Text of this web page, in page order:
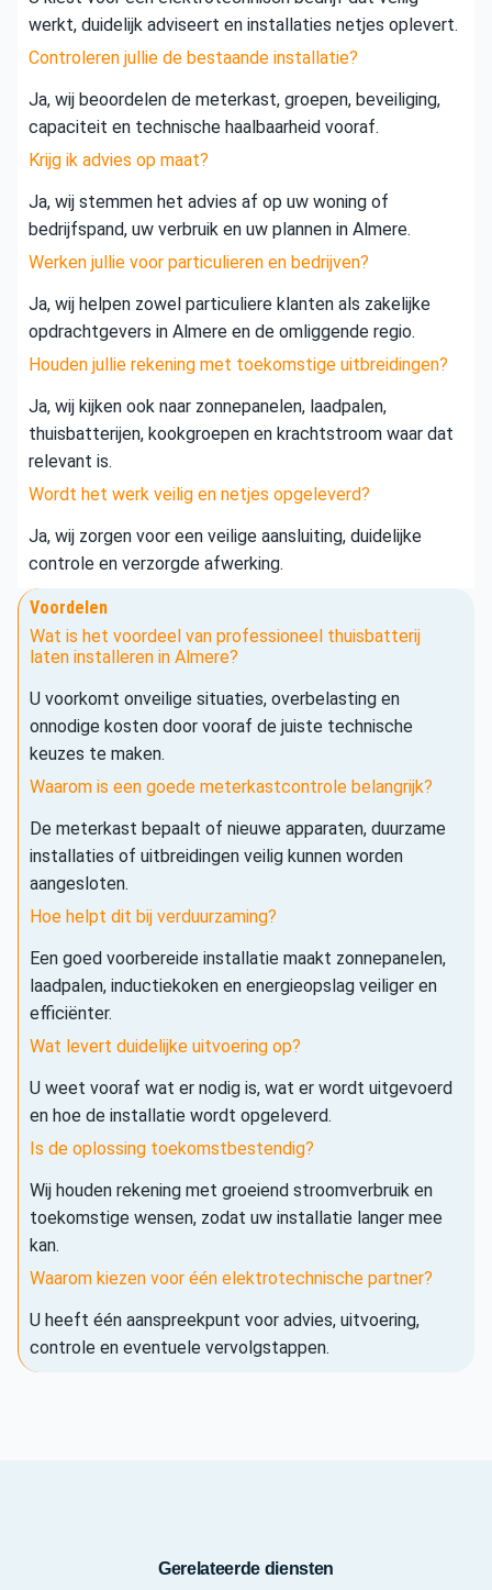
werkt, duidelijk adviseert en installaties netjes oplevert.
Controleren jullie de bestaande installatie?
Ja, wij beoordelen de meterkast, groepen, beveiliging,
capaciteit en technische haalbaarheid vooraf.
Krijg ik advies op maat?
Ja, wij stemmen het advies af op uw woning of
bedrijfspand, uw verbruik en uw plannen in Almere.
Werken jullie voor particulieren en bedrijven?
Ja, wij helpen zowel particuliere klanten als zakelijke
opdrachtgevers in Almere en de omliggende regio.
Houden jullie rekening met toekomstige uitbreidingen?
Ja, wij kijken ook naar zonnepanelen, laadpalen,
thuisbatterijen, kookgroepen en krachtstroom waar dat
relevant is.
Wordt het werk veilig en netjes opgeleverd?
Ja, wij zorgen voor een veilige aansluiting, duidelijke
controle en verzorgde afwerking.
Voordelen
Wat is het voordeel van professioneel thuisbatterij
laten installeren in Almere?
U voorkomt onveilige situaties, overbelasting en
onnodige kosten door vooraf de juiste technische
keuzes te maken.
Waarom is een goede meterkastcontrole belangrijk?
De meterkast bepaalt of nieuwe apparaten, duurzame
installaties of uitbreidingen veilig kunnen worden
aangesloten.
Hoe helpt dit bij verduurzaming?
Een goed voorbereide installatie maakt zonnepanelen,
laadpalen, inductiekoken en energieopslag veiliger en
efficiënter.
Wat levert duidelijke uitvoering op?
U weet vooraf wat er nodig is, wat er wordt uitgevoerd
en hoe de installatie wordt opgeleverd.
Is de oplossing toekomstbestendig?
Wij houden rekening met groeiend stroomverbruik en
toekomstige wensen, zodat uw installatie langer mee
kan.
Waarom kiezen voor één elektrotechnische partner?
U heeft één aanspreekpunt voor advies, uitvoering,
controle en eventuele vervolgstappen.
Gerelateerde diensten